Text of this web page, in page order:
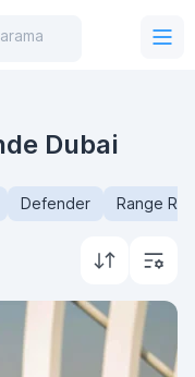
arama
Dubai
Defender Range